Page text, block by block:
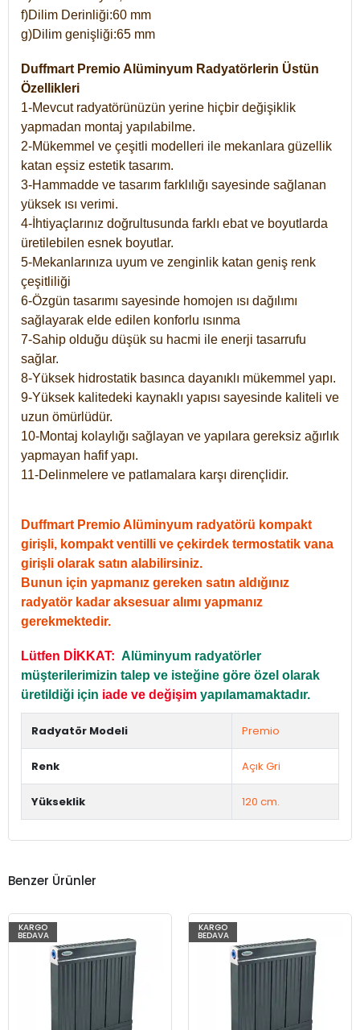
f)Dilim Derinliği:60 mm
g)Dilim genişliği:65 mm
Duffmart Premio Alüminyum Radyatörlerin Üstün
Özellikleri
1-Mevcut radyatörünüzün yerine hiçbir değişiklik
yapmadan montaj yapılabilme.
2-Mükemmel ve çeşitli modelleri ile mekanlara güzellik
katan eşsiz estetik tasarım.
3-Hammadde ve tasarım farklılığı sayesinde sağlanan
yüksek ısı verimi.
4-İhtiyaçlarınız doğrultusunda farklı ebat ve boyutlarda
üretilebilen esnek boyutlar.
5-Mekanlarınıza uyum ve zenginlik katan geniş renk
çeşitliliği
6-Özgün tasarımı sayesinde homojen ısı dağılımı
sağlayarak elde edilen konforlu ısınma
7-Sahip olduğu düşük su hacmi ile enerji tasarrufu
sağlar.
8-Yüksek hidrostatik basınca dayanıklı mükemmel yapı.
9-Yüksek kalitedeki kaynaklı yapısı sayesinde kaliteli ve
uzun ömürlüdür.
10-Montaj kolaylığı sağlayan ve yapılara gereksiz ağırlık
yapmayan hafif yapı.
11-Delinmelere ve patlamalara karşı dirençlidir.
Duffmart Premio Alüminyum radyatörü kompakt
girişli, kompakt ventilli ve çekirdek termostatik vana
girişli olarak satın alabilirsiniz.
Bunun için yapmanız gereken satın aldığınız
radyatör kadar aksesuar alımı yapmanız
gerekmektedir.
Lütfen DİKKAT: Alüminyum radyatörler
müşterilerimizin talep ve isteğine göre özel olarak
üretildiği için iade ve değişim yapılamamaktadır.
Radyatör Modeli Premio
Renk Açık Gri
Yükseklik 120 cm.
Benzer Ürünler
KARGO
BEDAVA
KARGO
BEDAVA